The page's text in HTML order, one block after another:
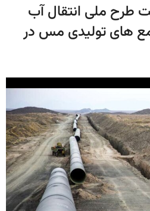
طرح ملی انتقال آب
های تولیدی مس در